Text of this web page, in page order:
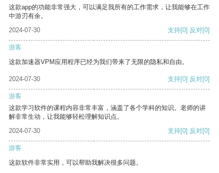
这款app的功能非常强大，可以满足我所有的工作需求，让我能够在工作
中游刃有余。
2024-07-30
支持[0] 反对[0]
游客
这款加速器VPM应用程序已经为我们带来了无限的隐私和自由。
2024-07-30 支持[0] 反对[0]
游客
这款学习软件的课程内容非常丰富，涵盖了各个学科的知识。老师的讲
解非常生动，让我能够轻松理解知识点。
2024-07-30
支持[0] 反对[0]
游客
这款软件非常实用，可以帮助我解决很多问题。